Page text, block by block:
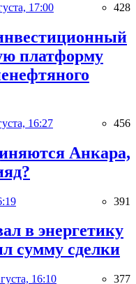
17:00 428
платформу
16:27 456
Анкара,
391
в энергетику
сумму сделки
16:10 377